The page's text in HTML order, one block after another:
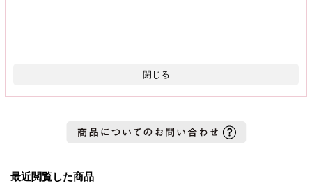
閉じる
最近閲覧した商品